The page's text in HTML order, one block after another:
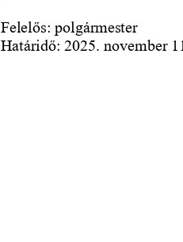
Felelős: polgármester
Határidő: 2025. november